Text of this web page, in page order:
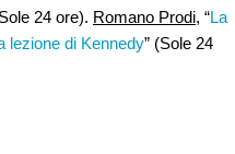
24 ore). Romano Prodi, “La
lezione di Kennedy” (Sole 24